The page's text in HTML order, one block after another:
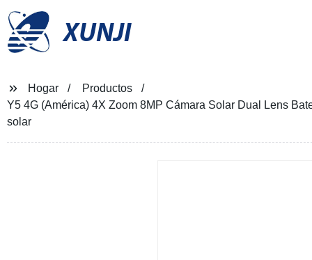
XUNJI
Hogar
Productos
Y5 4G (América) 4X Zoom 8MP Cámara Solar Dual Lens
solar